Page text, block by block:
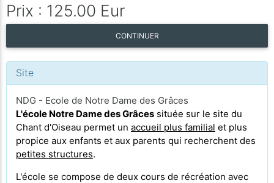
Prix : 125.00 Eur
CONTINUER
Site
NDG - Ecole de Notre Dame des Grâces
L'école Notre Dame des Grâces située sur le site du
Chant d'Oiseau permet un accueil plus familial et plus
propice aux enfants et aux parents qui recherchent des
petites structures.
L'école se compose de deux cours de récréation avec